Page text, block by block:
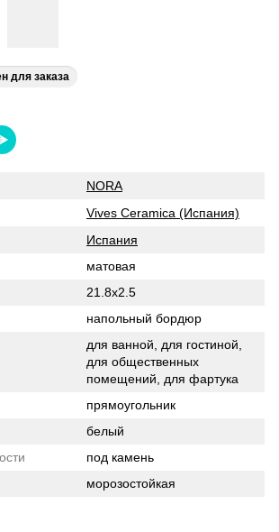
для заказа
NORA
Vives Ceramica (Испания)
Испания
матовая
21.8x2.5
напольный бордюр
для ванной, для гостиной,
для общественных
помещений, для фартука
прямоугольник
белый
под камень
морозостойкая